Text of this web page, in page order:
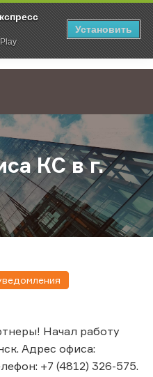
Установить
Открытие офиса КС в г. Смоленск
КС в г.
Начал работу
Адрес офиса:
+7 (4812) 326-575.